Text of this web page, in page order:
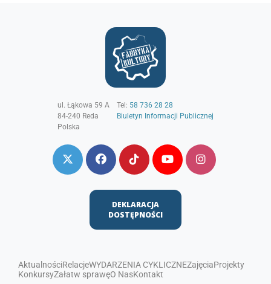
ul. Łąkowa 59 A
84-240 Reda
Polska
Tel: 58 736 28 28
Biuletyn Informacji Publicznej
DEKLARACJA
DOSTĘPNOŚCI
AktualnościRelacjeWYDARZENIA CYKLICZNEZajęciaProjekty
KonkursyZałatw sprawęO NasKontakt